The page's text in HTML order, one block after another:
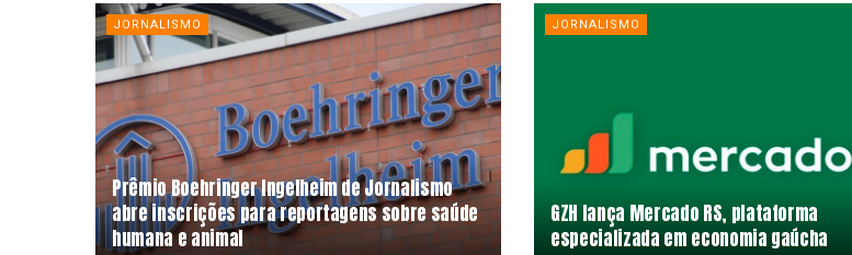
JORNALISMO
Prêmio Boehringer Ingelheim de Jornalismo
abre inscrições para reportagens sobre saúde
humana e animal
JORNALISMO
GZH lança Mercado RS, plataforma
especializada em economia gaúcha